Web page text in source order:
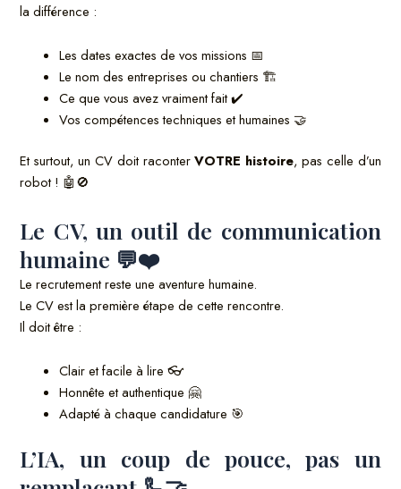
la différence :
Les dates exactes de vos missions 📅
Le nom des entreprises ou chantiers 🏗️
Ce que vous avez vraiment fait ✔️
Vos compétences techniques et humaines 🤝
Et surtout, un CV doit raconterVOTRE histoire, pas celle d’un
robot ! 🤖🚫
Le CV, un outil de communication
humaine 💬❤️
Le recrutement reste une aventure humaine.
Le CV est la première étape de cette rencontre.
Il doit être :
Clair et facile à lire 👓
Honnête et authentique 🤗
Adapté à chaque candidature 🎯
L’IA, un coup de pouce, pas un